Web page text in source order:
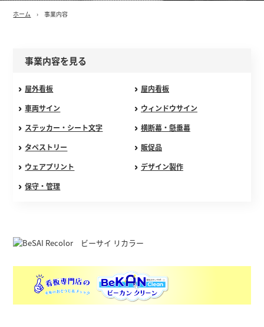
ホーム 事業内容
事業内容を見る
屋外看板
屋内看板
車両サイン
ウィンドウサイン
ステッカー・シート文字
横断幕・懸垂幕
タペストリー
販促品
ウェアプリント
デザイン製作
保守・管理